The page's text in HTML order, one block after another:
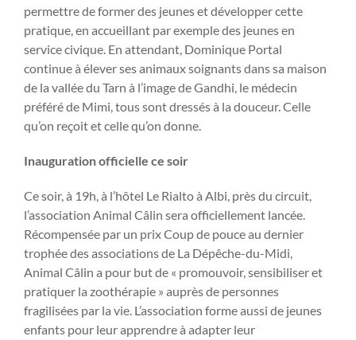
permettre de former des jeunes et développer cette
pratique, en accueillant par exemple des jeunes en
service civique. En attendant, Dominique Portal
continue à élever ses animaux soignants dans sa maison
de la vallée du Tarn à l’image de Gandhi, le médecin
préféré de Mimi, tous sont dressés à la douceur. Celle
qu’on reçoit et celle qu’on donne.
Inauguration officielle ce soir
Ce soir, à 19h, à l’hôtel Le Rialto à Albi, près du circuit,
l’association Animal Câlin sera officiellement lancée.
Récompensée par un prix Coup de pouce au dernier
trophée des associations de La Dépêche-du-Midi,
Animal Câlin a pour but de « promouvoir, sensibiliser et
pratiquer la zoothérapie » auprès de personnes
fragilisées par la vie. L’association forme aussi de jeunes
enfants pour leur apprendre à adapter leur